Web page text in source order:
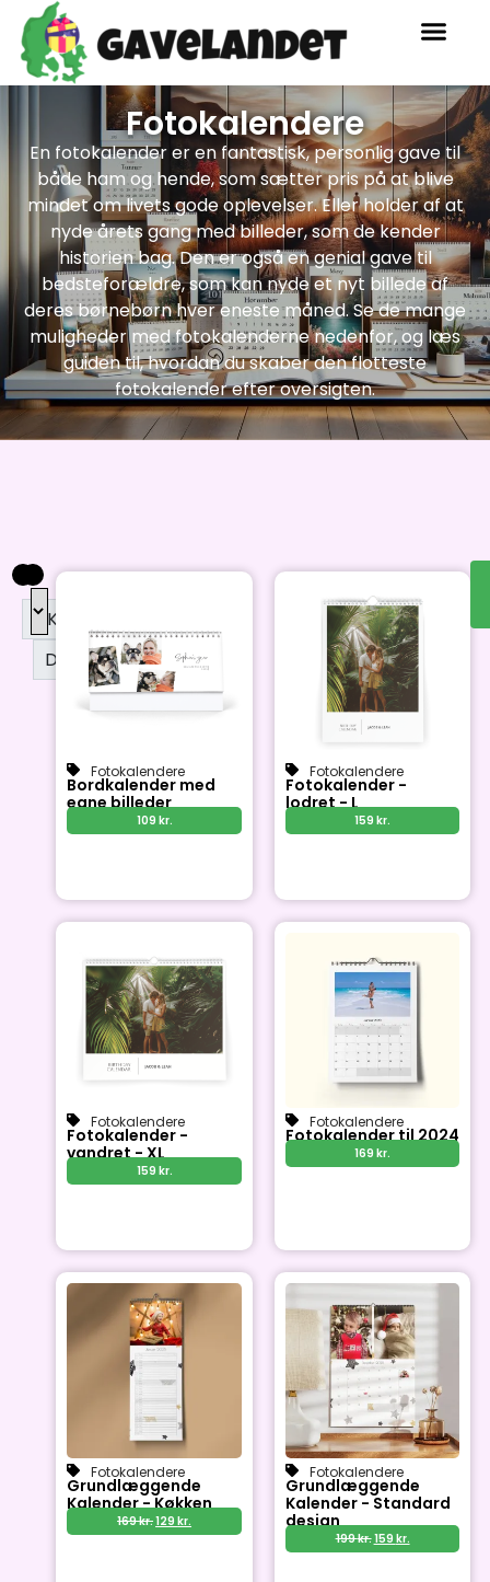
Fotokalendere
En fotokalender er en fantastisk, personlig gave til
både ham og hende, som sætter pris på at blive
mindet om livets gode oplevelser. Eller holder af at
nyde årets gang med billeder, som de kender
historien bag. Den er også en genial gave til
bedsteforældre, som kan nyde et nyt billede af
deres børnebørn hver eneste måned. Se de mange
muligheder med fotokalenderne nedenfor, og læs
guiden til, hvordan du skaber den flotteste
fotokalender efter oversigten.
DKK
DKK
Fotokalendere
Bordkalender med
egne billeder
109 kr.
Fotokalendere
Fotokalender -
lodret - L
159kr.
Fotokalendere
Fotokalender -
vandret - XL
159 kr.
Fotokalendere
Fotokalender til 2024
169kr.
Fotokalendere
Grundlæggende
Kalender - Køkken
169kr.129kr.
Fotokalendere
Grundlæggende
Kalender - Standard
design
199kr.159 kr.